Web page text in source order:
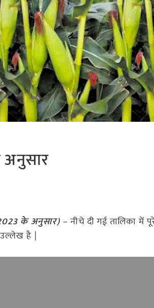
के अनुसार) – नीचे दी गई तालिका में
है |